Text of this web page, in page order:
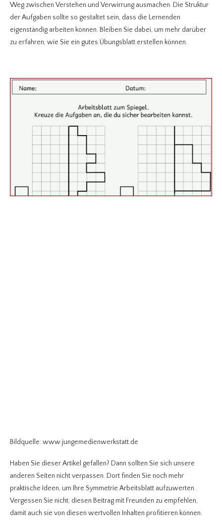
Weg zwischen Verstehen und Verwirrung ausmachen. Die Struktur
der Aufgaben sollte so gestaltet sein, dass die Lernenden
eigenständig arbeiten können. Bleiben Sie dabei, um mehr darüber
zu erfahren, wie Sie ein gutes Übungsblatt erstellen können.
Bildquelle: www.jungemedienwerkstatt.de
Haben Sie dieser Artikel gefallen? Dann sollten Sie sich unsere
anderen Seiten nicht verpassen. Dort finden Sie noch mehr
praktische Ideen, um Ihre Symmetrie Arbeitsblatt aufzuwerten.
Vergessen Sie nicht, diesen Beitrag mit Freunden zu empfehlen,
damit auch sie von diesen wertvollen Inhalten profitieren können.